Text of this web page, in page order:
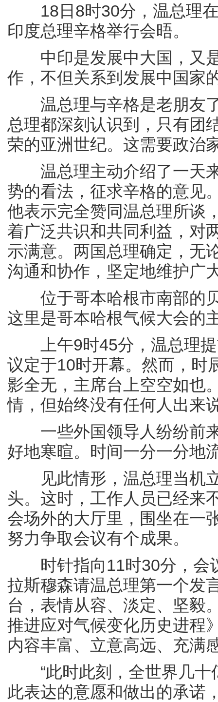
18日8时30分，温总理在
印度总理辛格举行会晤。
中印是发展中大国，又是
作，不但关系到发展中国家
温总理与辛格是老朋友了
总理都深刻认识到，只有团
荣的亚洲世纪。这需要政治
温总理主动介绍了一天来
势的看法，征求辛格的意见
他表示完全赞同温总理所谈
着广泛共识和共同利益，对
示满意。两国总理确定，无
沟通和协作，坚定地维护广
位于哥本哈根市南部的贝
这里是哥本哈根气候大会的
上午9时45分，温总理提
议定于10时开幕。然而，时
影全无，主席台上空空如也
情，但始终没有任何人出来
一些外国领导人纷纷前来
好地寒暄。时间一分一分地
见此情形，温总理当机立
头。这时，工作人员已经来
会场外的大厅里，围坐在一
努力争取会议有个成果。
时针指向11时30分，会
拉斯穆森请温总理第一个发
台，表情从容、淡定、坚毅
推进应对气候变化历史进程
内容丰富、立意高远、充满
“此时此刻，全世界几十
此表达的意愿和做出的承诺